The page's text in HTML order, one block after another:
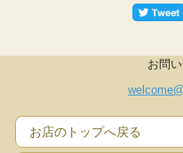
お問
お店のトップへ戻る